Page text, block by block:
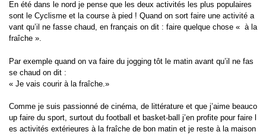
En été dans le nord je pense que les deux activités les plus populaires
sont le Cyclisme et la course à pied ! Quand on sort faire une activité a
vant qu’il ne fasse chaud, en français on dit : faire quelque chose « à la
fraîche ».
Par exemple quand on va faire du jogging tôt le matin avant qu’il ne fas
se chaud on dit :
« Je vais courir à la fraîche.»
Comme je suis passionné de cinéma, de littérature et que j’aime beauco
up faire du sport, surtout du football et basket-ball j’en profite pour faire l
es activités extérieures à la fraîche de bon matin et je reste à la maison